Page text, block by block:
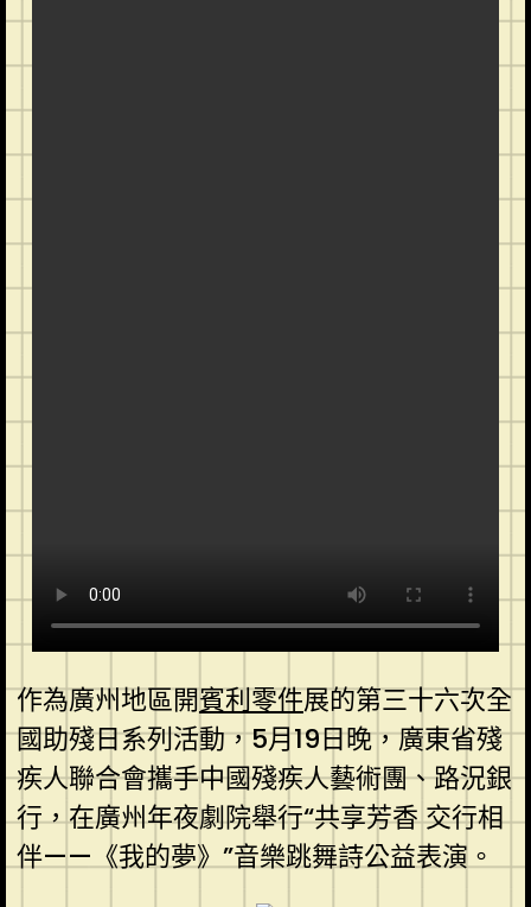
作為廣州地區開賓利零件展的第三十六次全
國助殘日系列活動，5月19日晚，廣東省殘
疾人聯合會攜手中國殘疾人藝術團、路況銀
行，在廣州年夜劇院舉行“共享芳香 交行相
伴——《我的夢》”音樂跳舞詩公益表演。